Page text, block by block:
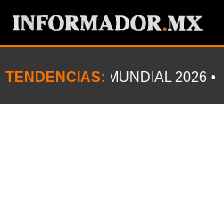
TENDENCIAS: MUNDIAL 2026